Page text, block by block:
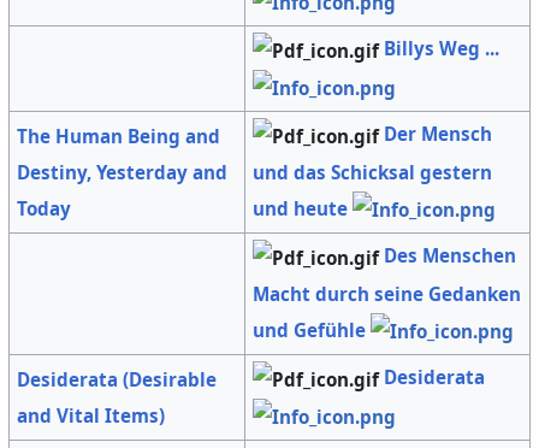
Billys Weg ...
The Human Being and
Destiny, Yesterday and
Today
Der Mensch
und das Schicksal gestern
und heute
Des Menschen
Macht durch seine Gedanken
und Gefühle
Desiderata (Desirable
and Vital Items)
Desiderata